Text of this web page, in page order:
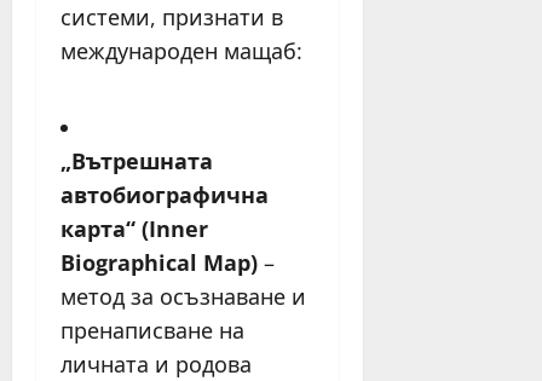
системи, признати в
международен мащаб:
„Вътрешната
автобиографична
карта“ (Inner
Biographical Map) –
метод за осъзнаване и
пренаписване на
личната и родова